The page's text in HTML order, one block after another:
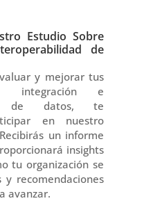
Estudio Sobre
de
y mejorar tus
integración e
de datos, te
en nuestro
un informe
insights
tu organización se
recomendaciones
avanzar.